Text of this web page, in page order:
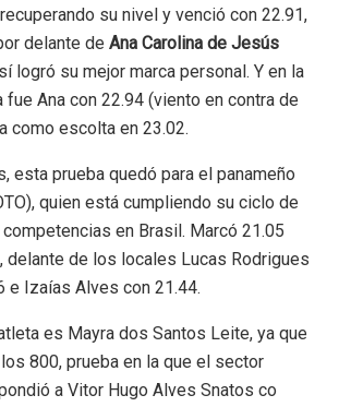
su nivel y venció con 22.91,
delante de Ana Carolina de Jesús
logró su mejor marca personal. Y en la
fue Ana con 22.94 (viento en contra de
como escolta en 23.02.
esta prueba quedó para el panameño
quien está cumpliendo su ciclo de
en Brasil. Marcó 21.05
delante de los locales Lucas Rodrigues
e Izaías Alves con 21.44.
es Mayra dos Santos Leite, ya que
800, prueba en la que el sector
a Vitor Hugo Alves Snatos co